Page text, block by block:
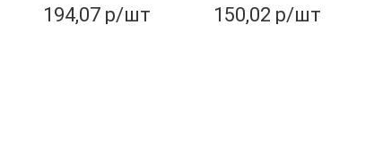
194,07 р/шт 150,02 р/шт